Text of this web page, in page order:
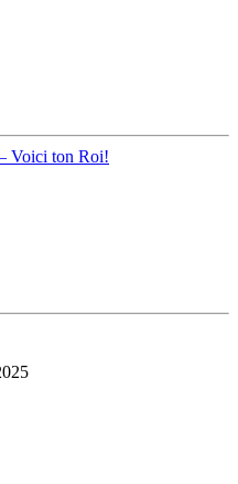
Voici ton Roi!